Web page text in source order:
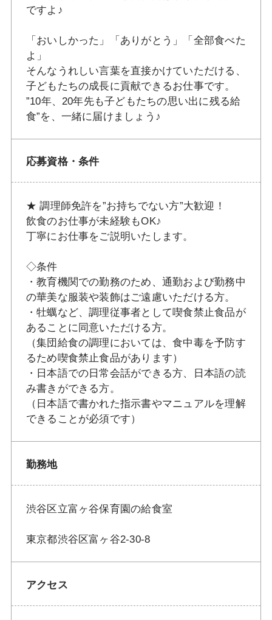
ですよ♪
「おいしかった」「ありがとう」「全部食べた
よ」
そんなうれしい言葉を直接かけていただける、
子どもたちの成長に貢献できるお仕事です。
”10年、20年先も子どもたちの思い出に残る給
食”を、一緒に届けましょう♪
応募資格・条件
★ 調理師免許を”お持ちでない方”大歓迎！
飲食のお仕事が未経験もOK♪
丁寧にお仕事をご説明いたします。
◇条件
・教育機関での勤務のため、通勤および勤務中
の華美な服装や装飾はご遠慮いただける方。
・牡蠣など、調理従事者として喫食禁止食品が
あることに同意いただける方。
（集団給食の調理においては、食中毒を予防す
るため喫食禁止食品があります）
・日本語での日常会話ができる方、日本語の読
み書きができる方。
（日本語で書かれた指示書やマニュアルを理解
できることが必須です）
勤務地
渋谷区立富ヶ谷保育園の給食室
東京都渋谷区富ヶ谷2-30-8
アクセス